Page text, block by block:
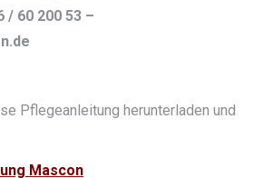
/ 60 200 53 –
Pflegeanleitung herunterladen und
Mascon